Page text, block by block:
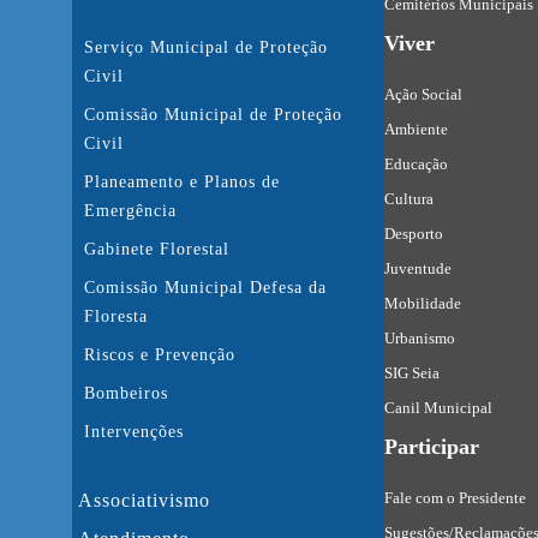
Serviço Municipal de Proteção
Civil
Comissão Municipal de Proteção
Civil
Planeamento e Planos de
Emergência
Gabinete Florestal
Comissão Municipal Defesa da
Floresta
Riscos e Prevenção
Bombeiros
Intervenções
Associativismo
Cemitérios Municipais
Viver
Ação Social
Ambiente
Educação
Cultura
Desporto
Juventude
Mobilidade
Urbanismo
SIG Seia
Canil Municipal
Participar
Fale com o Presidente
Sugestões/Reclamações